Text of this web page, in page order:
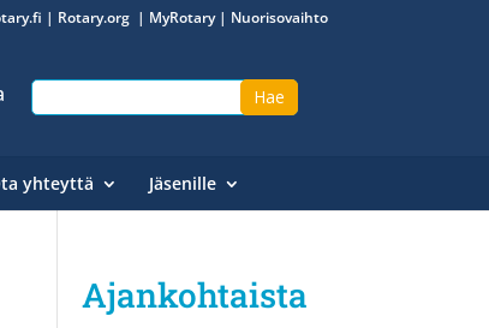
| Rotary.org | MyRotary| Nuorisovaihto
yhteyttä Jäsenille
Ajankohtaista